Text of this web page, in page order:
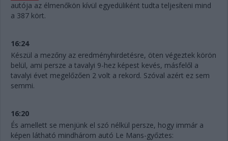
autója az élmenőkön kívül egyedüliként tudta teljesíteni mind
a 387 kört.
16:24
Készül a mezőny az eredményhirdetésre, öten végeztek körön
belül, ami persze a tavalyi 9-hez képest kevés, másfelől a
tavalyi évet megelőzően 2 volt a rekord. Szóval azért ez sem
semmi.
16:20
És amellett se menjünk el szó nélkül persze, hogy immár a
képen látható mindhárom autó Le Mans-győztes: